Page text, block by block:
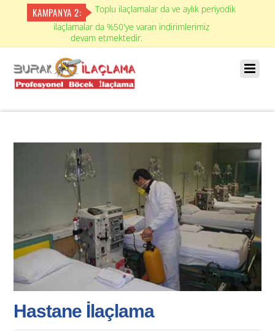
KAMPANYA 2:
Toplu ilaçlamalar da ve aylık periyodik
ilaçlamalar da %50'ye varan indirimlerimiz
devam etmektedir.
Hastane İlaçlama